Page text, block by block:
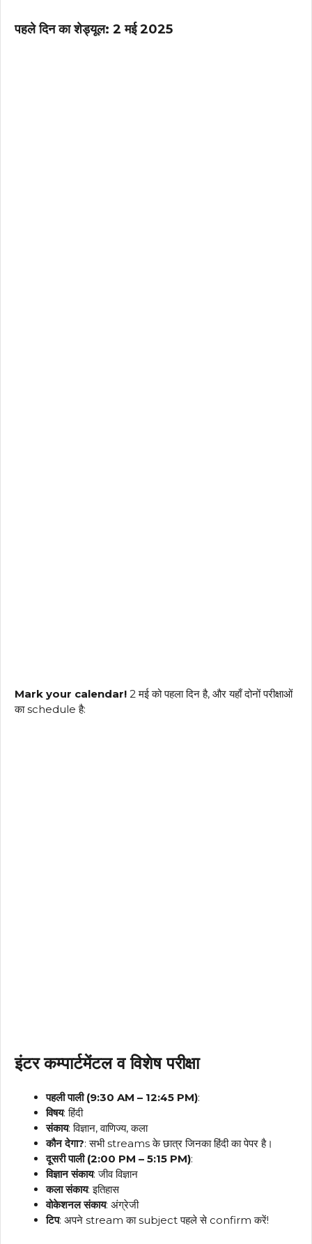
पहले दिन का शेड्यूल: 2 मई 2025
Mark your calendar! 2 मई को पहला दिन है, और यहाँ दोनों परीक्षाओं
का schedule है:
इंटर कम्पार्टमेंटल व विशेष परीक्षा
पहली पाली (9:30 AM – 12:45 PM):
विषय: हिंदी
संकाय: विज्ञान, वाणिज्य, कला
कौन देगा?: सभी streams के छात्र जिनका हिंदी का पेपर है।
दूसरी पाली (2:00 PM – 5:15 PM):
विज्ञान संकाय: जीव विज्ञान
कला संकाय: इतिहास
वोकेशनल संकाय: अंग्रेजी
टिप: अपने stream का subject पहले से confirm करें!